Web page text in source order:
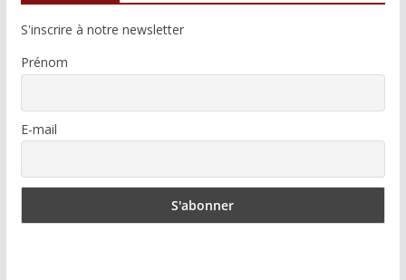
S'inscrire à notre newsletter
Prénom
E-mail